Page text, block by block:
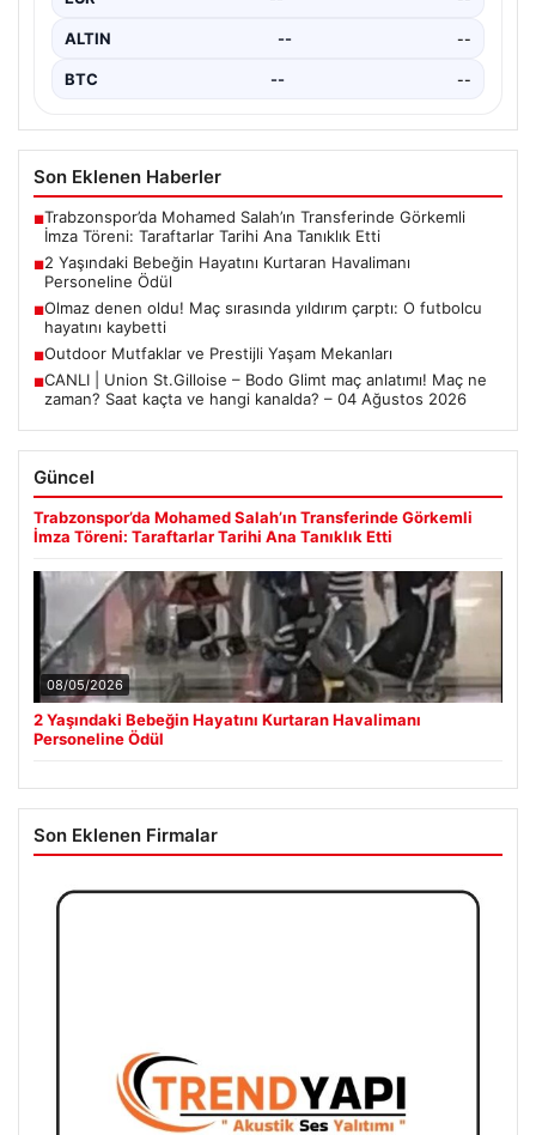
ALTIN -- --
BTC -- --
Son Eklenen Haberler
■Trabzonspor’da Mohamed Salah’ın Transferinde Görkemli
İmza Töreni: Taraftarlar Tarihi Ana Tanıklık Etti
■2 Yaşındaki Bebeğin Hayatını Kurtaran Havalimanı
Personeline Ödül
■Olmaz denen oldu! Maç sırasında yıldırım çarptı: O futbolcu
hayatını kaybetti
■Outdoor Mutfaklar ve Prestijli Yaşam Mekanları
■CANLI | Union St.Gilloise – Bodo Glimt maç anlatımı! Maç ne
zaman? Saat kaçta ve hangi kanalda? – 04 Ağustos 2026
Güncel
Trabzonspor’da Mohamed Salah’ın Transferinde Görkemli
İmza Töreni: Taraftarlar Tarihi Ana Tanıklık Etti
08/05/2026
2 Yaşındaki Bebeğin Hayatını Kurtaran Havalimanı
Personeline Ödül
Son Eklenen Firmalar